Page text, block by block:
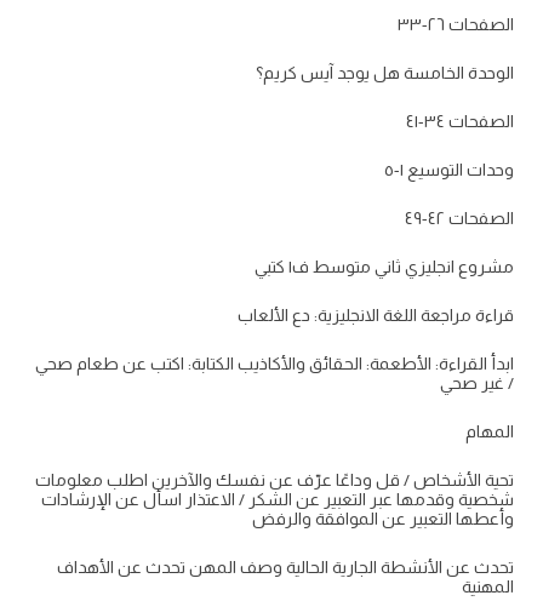
الصفحات ٢٦-٣٣
الوحدة الخامسة هل يوجد آيس كريم؟
الصفحات ٣٤-٤١
وحدات التوسيع ١-٥
الصفحات ٤٢-٤٩
مشروع انجليزي ثاني متوسط ف١ كتبي
قراءة مراجعة اللغة الانجليزية: دع الألعاب
ابدأ القراءة: الأطعمة: الحقائق والأكاذيب الكتابة: اكتب عن طعام صحي
/ غير صحي
المهام
تحية الأشخاص / قل وداعًا عرّف عن نفسك والآخرين اطلب معلومات
شخصية وقدمها عبر التعبير عن الشكر / الاعتذار اسأل عن الإرشادات
وأعطها التعبير عن الموافقة والرفض
تحدث عن الأنشطة الجارية الحالية وصف المهن تحدث عن الأهداف
المهنية